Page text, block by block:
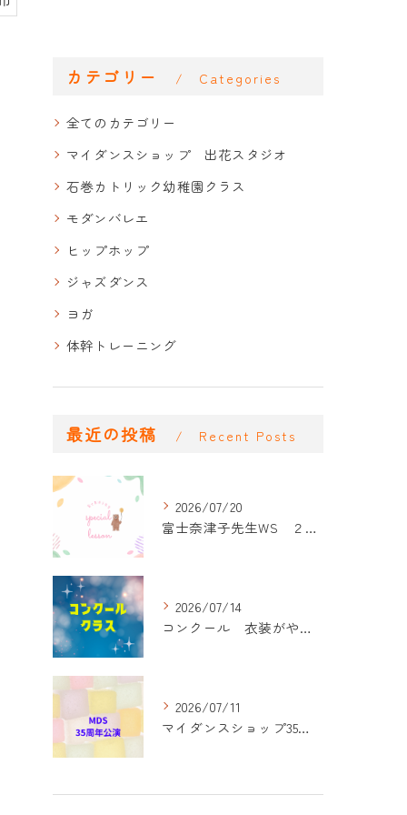
カテゴリー Categories
全てのカテゴリー
マイダンスショップ 出花スタジオ
石巻カトリック幼稚園クラス
モダンバレエ
ヒップホップ
ジャズダンス
ヨガ
体幹トレーニング
最近の投稿 Recent Posts
2026/07/20
富士奈津子先生WS ２回目
2026/07/14
コンクール 衣装がやって来た！
2026/07/11
マイダンスショップ35周年記念公演 振付開始